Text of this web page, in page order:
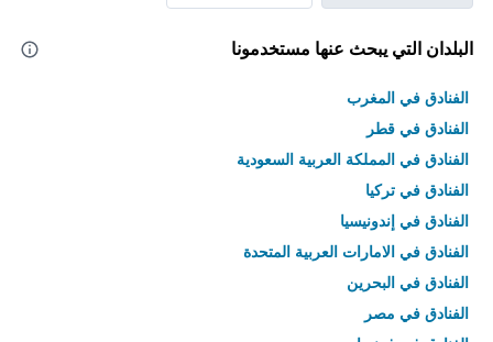
البلدان التي يبحث عنها مستخدمونا
الفنادق في المغرب
الفنادق في قطر
الفنادق في المملكة العربية السعودية
الفنادق في تركيا
الفنادق في إندونيسيا
الفنادق في الامارات العربية المتحدة
الفنادق في البحرين
الفنادق في مصر